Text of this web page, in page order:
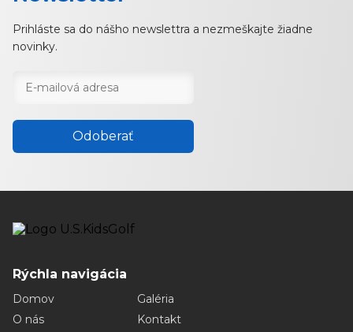
Prihláste sa do nášho newslettra a nezmeškajte žiadne
novinky.
Odoberať
Rýchla navigácia
Domov
O nás
Galéria
Kontakt